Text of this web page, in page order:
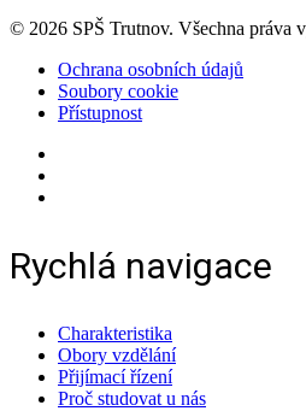
© 2026 SPŠ Trutnov. Všechna práva
Ochrana osobních údajů
Soubory cookie
Přístupnost
Rychlá navigace
Charakteristika
Obory vzdělání
Přijímací řízení
Proč studovat u nás